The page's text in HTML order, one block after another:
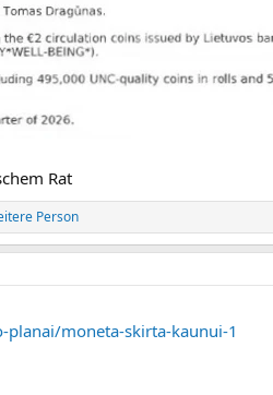
Rat
Person
moneta-skirta-kaunui-1